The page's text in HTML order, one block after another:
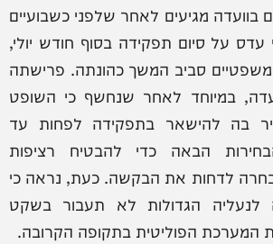
בוועדה מגיעים לאחר שלפני כשבועיים
עדס על סיום תפקידה בסוף חודש יולי,
סביב המשך כהונתה. פרישתה
במיוחד לאחר שנחשף כי השופט
בה להישאר בתפקידה לפחות עד
הבאה כדי להבטיח רציפות
לדחות את הבקשה. כעת, נראה כי
לנעליה הגדולות לא תעבור בשקט
המערכת הפוליטית בתקופה הקרובה.